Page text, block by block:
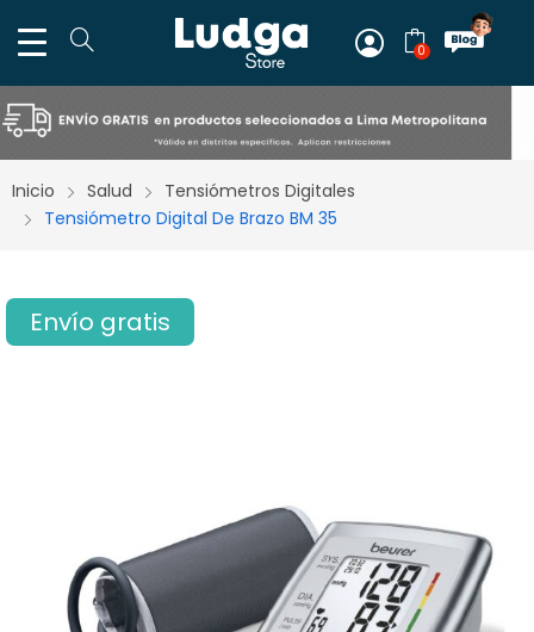
0
Inicio Salud
Tensiómetros Digitales
Tensiómetro Digital De Brazo BM 35
Envío gratis